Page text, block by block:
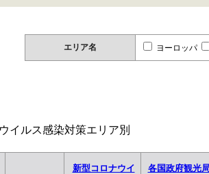
エリア名 ヨーロッパ
イルス感染対策エリア別
新型コロナウイ
各国政府観光